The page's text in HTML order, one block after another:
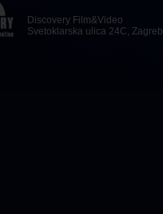
Discovery Film&Video
Svetoklarska ulica 24C, Zagreb